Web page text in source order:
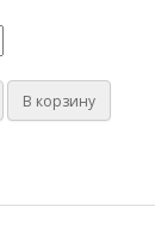
В корзину